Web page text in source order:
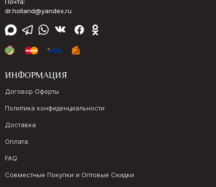
Почта:
dr.holland@yandex.ru
ИНФОРМАЦИЯ
Договор Оферты
Политика конфиденциальности
Доставка
Оплата
FAQ
Совместные Покупки и Оптовые Скидки